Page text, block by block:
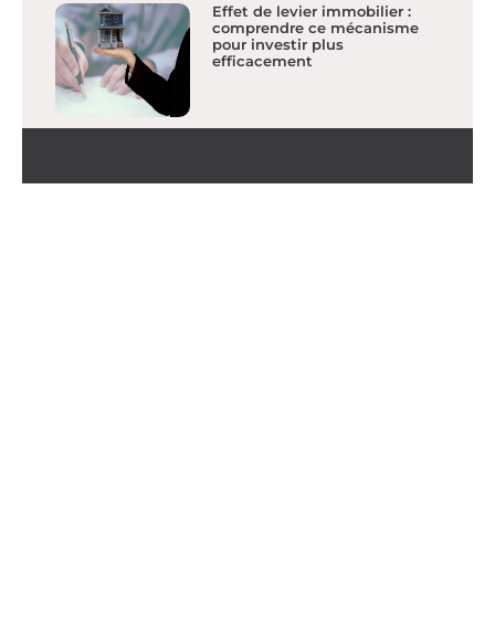
Effet de levier immobilier :
comprendre ce mécanisme
pour investir plus
efficacement